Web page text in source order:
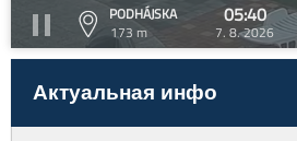
PODHÁJSKA
173 m
05:40
7. 8. 2026
Актуальная инфо